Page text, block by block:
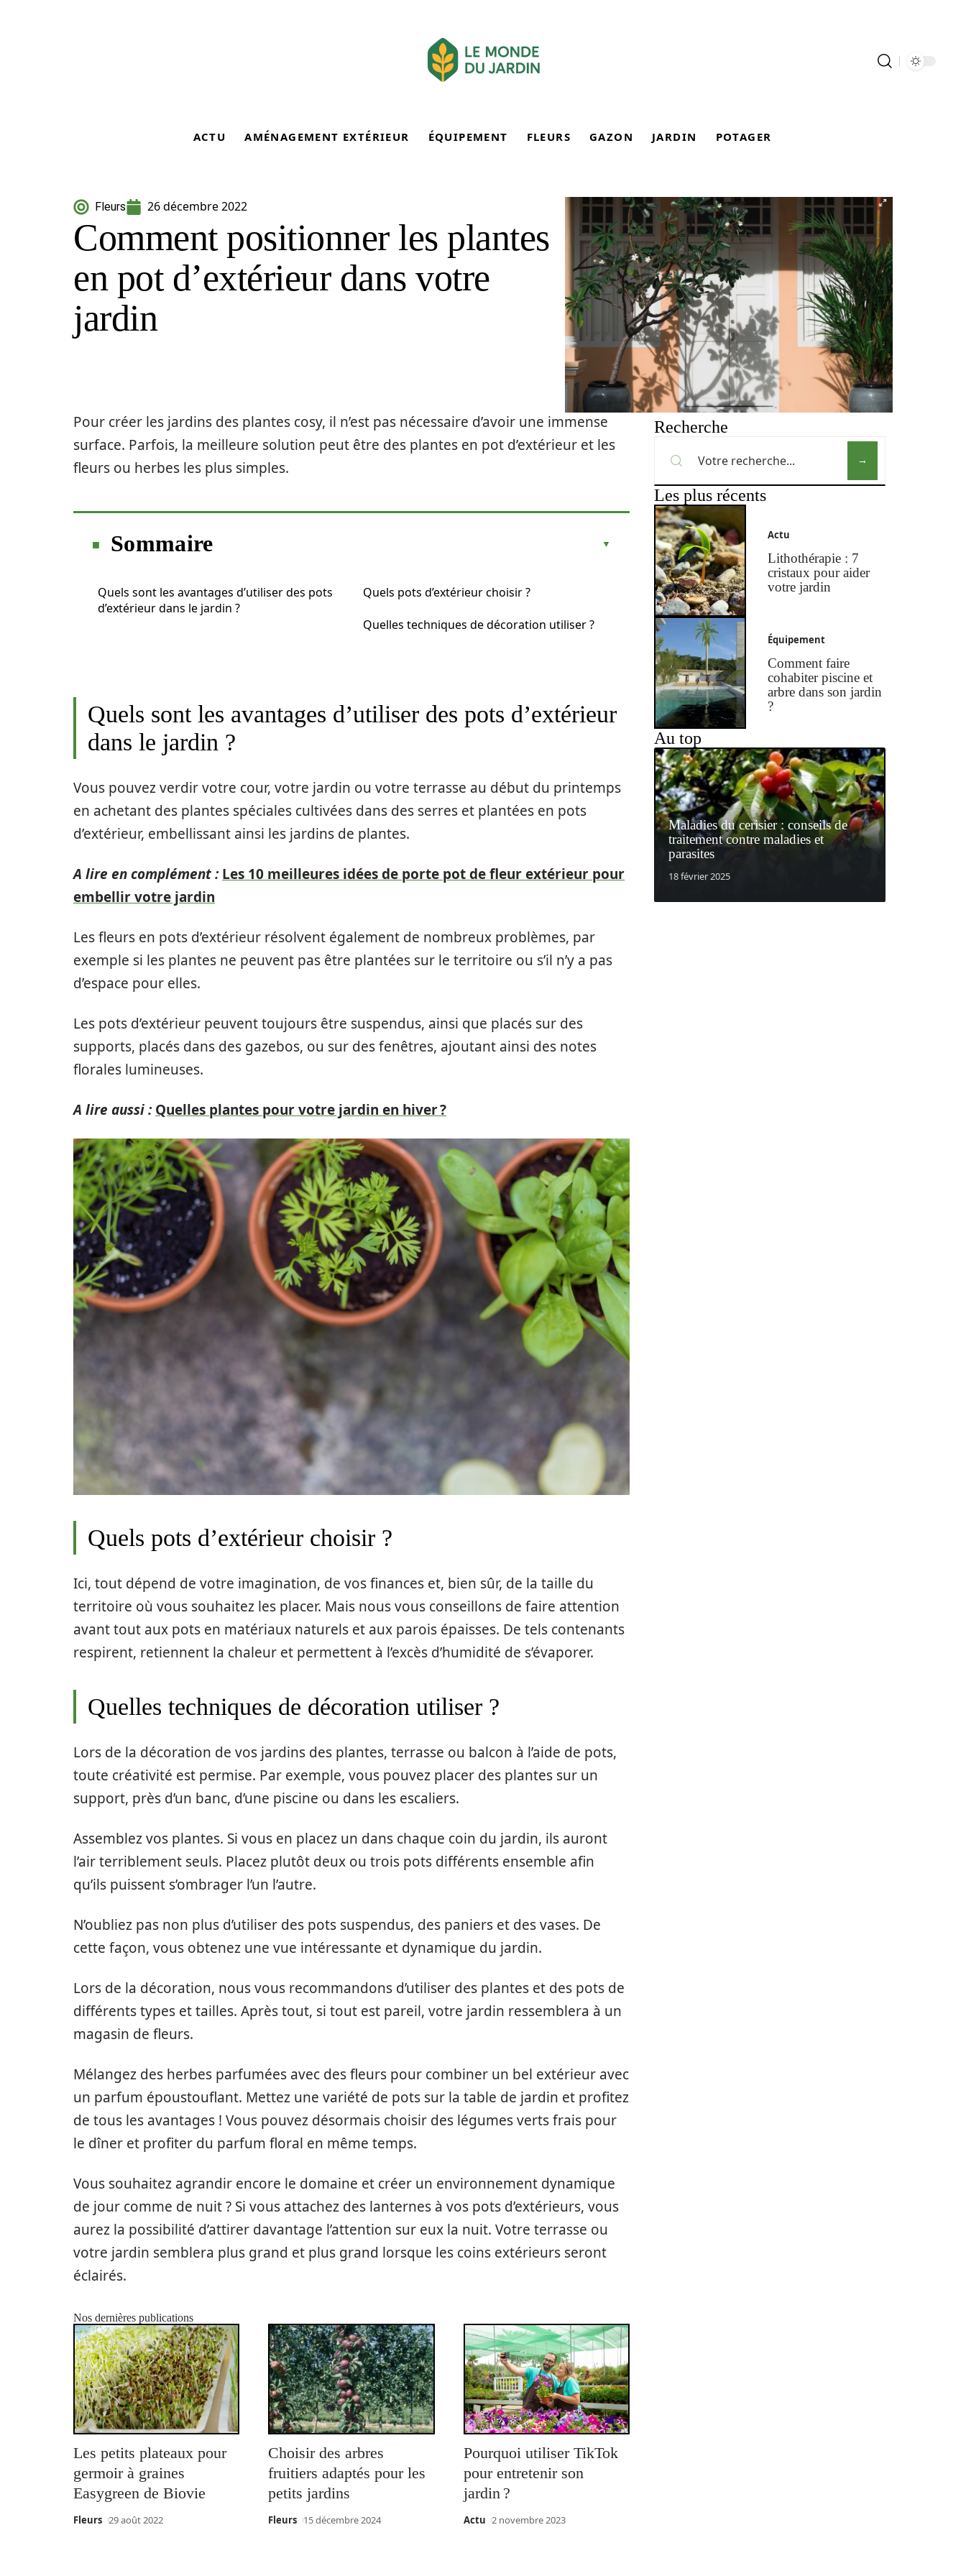
ACTU AMÉNAGEMENT EXTÉRIEUR ÉQUIPEMENT FLEURS GAZON JARDIN POTAGER
Fleurs 26 décembre 2022
Comment positionner les plantes
en pot d’extérieur dans votre
jardin
Pour créer les jardins des plantes cosy, il n’est pas nécessaire d’avoir une immense
surface. Parfois, la meilleure solution peut être des plantes en pot d’extérieur et les
fleurs ou herbes les plus simples.
Sommaire
Quels sont les avantages d’utiliser des pots
d’extérieur dans le jardin ?
Quels pots d’extérieur choisir ?
Quelles techniques de décoration utiliser ?
Quels sont les avantages d’utiliser des pots d’extérieur
dans le jardin ?
Vous pouvez verdir votre cour, votre jardin ou votre terrasse au début du printemps
en achetant des plantes spéciales cultivées dans des serres et plantées en pots
d’extérieur, embellissant ainsi les jardins de plantes.
A lire en complément : Les 10 meilleures idées de porte pot de fleur extérieur pour
embellir votre jardin
Les fleurs en pots d’extérieur résolvent également de nombreux problèmes, par
exemple si les plantes ne peuvent pas être plantées sur le territoire ou s’il n’y a pas
d’espace pour elles.
Les pots d’extérieur peuvent toujours être suspendus, ainsi que placés sur des
supports, placés dans des gazebos, ou sur des fenêtres, ajoutant ainsi des notes
florales lumineuses.
A lire aussi : Quelles plantes pour votre jardin en hiver ?
Quels pots d’extérieur choisir ?
Ici, tout dépend de votre imagination, de vos finances et, bien sûr, de la taille du
territoire où vous souhaitez les placer. Mais nous vous conseillons de faire attention
avant tout aux pots en matériaux naturels et aux parois épaisses. De tels contenants
respirent, retiennent la chaleur et permettent à l’excès d’humidité de s’évaporer.
Quelles techniques de décoration utiliser ?
Lors de la décoration de vos jardins des plantes, terrasse ou balcon à l’aide de pots,
toute créativité est permise. Par exemple, vous pouvez placer des plantes sur un
support, près d’un banc, d’une piscine ou dans les escaliers.
Assemblez vos plantes. Si vous en placez un dans chaque coin du jardin, ils auront
l’air terriblement seuls. Placez plutôt deux ou trois pots différents ensemble afin
qu’ils puissent s’ombrager l’un l’autre.
N’oubliez pas non plus d’utiliser des pots suspendus, des paniers et des vases. De
cette façon, vous obtenez une vue intéressante et dynamique du jardin.
Lors de la décoration, nous vous recommandons d’utiliser des plantes et des pots de
différents types et tailles. Après tout, si tout est pareil, votre jardin ressemblera à un
magasin de fleurs.
Mélangez des herbes parfumées avec des fleurs pour combiner un bel extérieur avec
un parfum époustouflant. Mettez une variété de pots sur la table de jardin et profitez
de tous les avantages ! Vous pouvez désormais choisir des légumes verts frais pour
le dîner et profiter du parfum floral en même temps.
Vous souhaitez agrandir encore le domaine et créer un environnement dynamique
de jour comme de nuit ? Si vous attachez des lanternes à vos pots d’extérieurs, vous
aurez la possibilité d’attirer davantage l’attention sur eux la nuit. Votre terrasse ou
votre jardin semblera plus grand et plus grand lorsque les coins extérieurs seront
éclairés.
Nos dernières publications
Les petits plateaux pour
germoir à graines
Easygreen de Biovie
Fleurs 29 août 2022
Choisir des arbres
fruitiers adaptés pour les
petits jardins
Fleurs 15 décembre 2024
Pourquoi utiliser TikTok
pour entretenir son
jardin ?
Actu 2 novembre 2023
Recherche
Les plus récents
Actu
Lithothérapie : 7
cristaux pour aider
votre jardin
Équipement
Comment faire
cohabiter piscine et
arbre dans son jardin
?
Au top
Maladies du cerisier : conseils de
traitement contre maladies et
parasites
18 février 2025